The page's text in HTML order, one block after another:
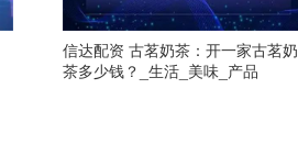
信达配资 古茗奶茶：开一家古茗奶
茶多少钱？_生活_美味_产品